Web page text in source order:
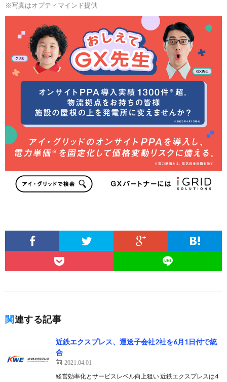
※写真はオプティマインド提供
関連する記事
近鉄エクスプレス、運送子会社2社を6月1日付で統
合
2021.04.01
経営効率化とサービスレベル向上狙い 近鉄エクスプレスは4